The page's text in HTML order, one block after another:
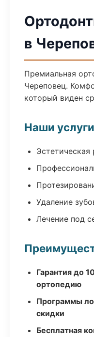
в
Премиальная
Череповец.
который виден
Наши услуги
Удаление
Лечение под
Гарантия до
ортопедию
Программы
скидки
Бесплатная